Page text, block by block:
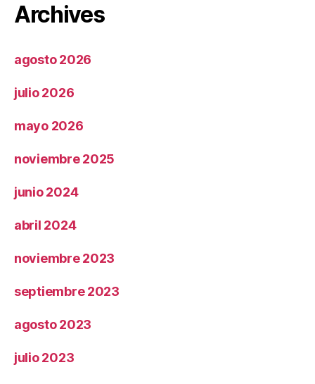
Archives
agosto 2026
julio 2026
mayo 2026
noviembre 2025
junio 2024
abril 2024
noviembre 2023
septiembre 2023
agosto 2023
julio 2023